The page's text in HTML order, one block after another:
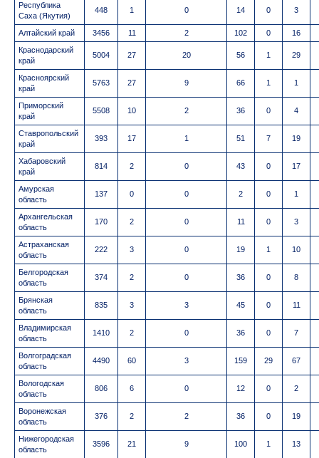
Республика
Саха (Якутия)
448 1 0 14 0 3
Алтайский край 3456 11 2 102 0
16
Краснодарский
край
5004 27 20 56 1 29
Красноярский
край
5763 27 9 66 1 1
Приморский
край
5508 10 2 36 0 4
Ставропольский
край
393 17 1 51 7 19
Хабаровский
край
814 2 0 43 0 17
Амурская
область
137 0 0 2 0 1
Архангельская
область
170 2 0 11 0 3
Астраханская
область
222 3 0 19 1 10
Белгородская
область
374 2 0 36 0 8
Брянская
область
835 3 3 45 0 11
Владимирская
область
1410 2 0 36 0 7
Волгоградская
область
4490 60 3 159 29 67
Вологодская
область
806 6 0 12 0 2
Воронежская
область
376 2 2 36 0 19
Нижегородская
область
3596 21 9 100 1 13